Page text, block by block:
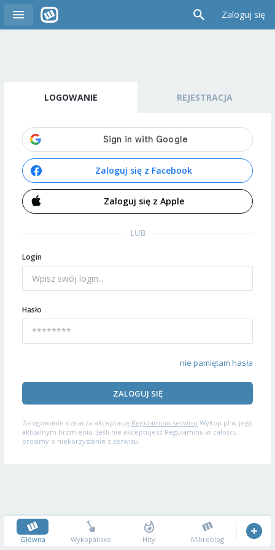
Zaloguj się
LOGOWANIE REJESTRACJA
Zaloguj się z Facebook
Zaloguj się z Apple
LUB
Login
Hasło
nie pamiętam hasła
ZALOGUJ SIĘ
Zalogowanie oznacza akceptację Regulaminu serwisu Wykop.pl w jego
aktualnym brzmieniu. Jeśli nie akceptujesz Regulaminu w całości,
prosimy o niekorzystanie z serwisu.
Główna Wykopalisko Hity Mikroblog